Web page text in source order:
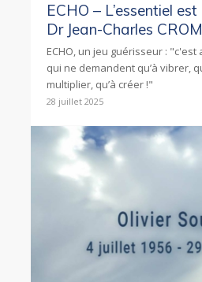
ECHO – L’essentiel
Dr Jean-Charles
ECHO, un jeu guérisseur :
qui ne demandent qu’à vibrer,
multiplier, qu’à créer !"
28 juillet 2025